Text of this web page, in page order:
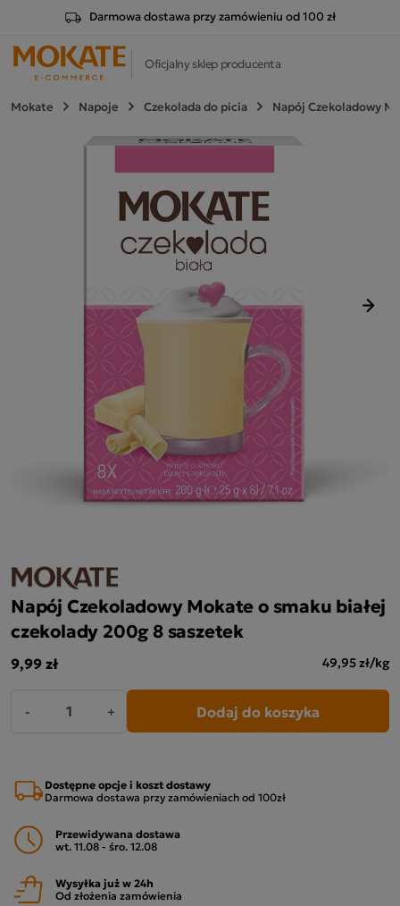
Darmowa dostawa przy zamówieniu od 100 zł
Oficjalny sklep producenta
Mokate Napoje Czekolada do picia Napój Czekoladowy
Napój Czekoladowy Mokate o smaku białej
czekolady 200g 8 saszetek
9,99 zł 49,95 zł/kg
- + Dodaj do koszyka
Dostępne opcje i koszt dostawy
Darmowa dostawa przy zamówieniach od 100zł
Przewidywana dostawa
wt. 11.08 - śro. 12.08
Wysyłka już w 24h
Od złożenia zamówienia